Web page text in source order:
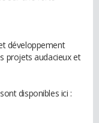
développement
projets audacieux et
disponibles ici :